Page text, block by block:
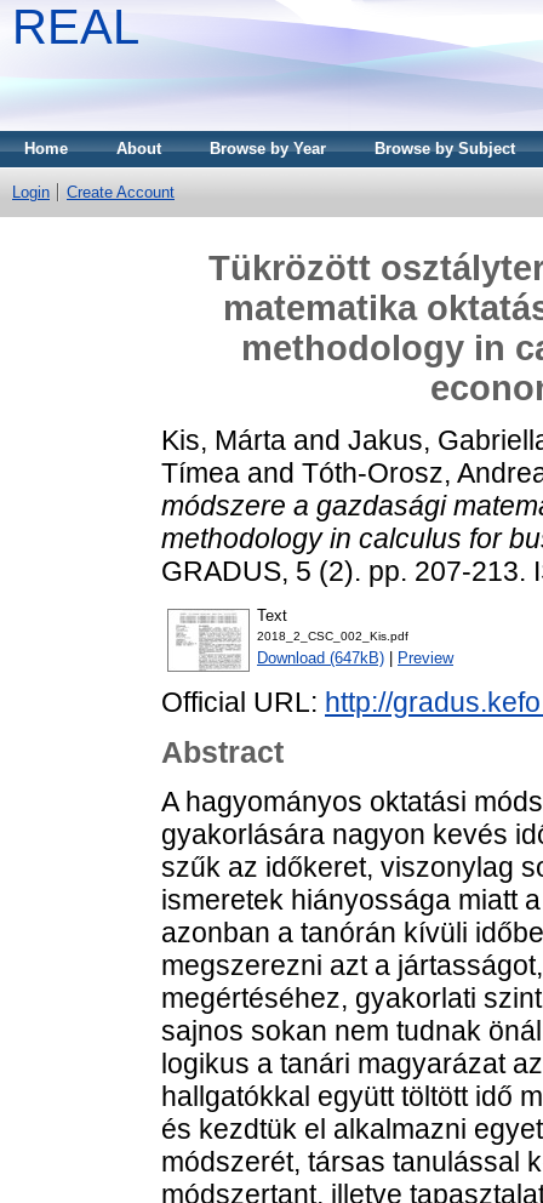
REAL
Home About Browse by Year Browse by Subject
Login Create Account
Tükrözött
matematika
methodology in
Kis, Márta and Jakus,
Tímea and Tóth-Orosz,
módszere a gazdasági
methodology in calculus for
GRADUS, 5 (2). pp. 207-213.
Text
2018_2_CSC_002_Kis.pdf
Download (647kB) Preview
Official URL: http://
Abstract
A hagyományos oktatási
gyakorlására nagyon kevés
szűk az időkeret, viszonylag
ismeretek hiányossága miatt
azonban a tanórán kívüli
megszerezni azt a
megértéséhez, gyakorlati
sajnos sokan nem tudnak
logikus a tanári magyarázat
hallgatókkal együtt töltött idő
és kezdtük el alkalmazni
módszerét, társas tanulással
módszertant, illetve